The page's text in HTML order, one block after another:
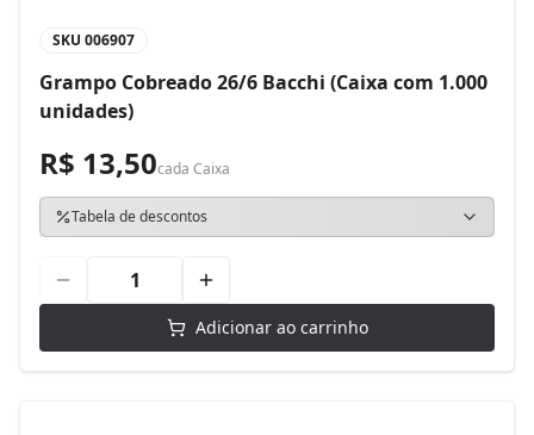
SKU 006907
Grampo Cobreado 26/6 Bacchi (Caixa com 1.000
unidades)
R$ 13,50cada Caixa
Tabela de descontos
Adicionar ao carrinho